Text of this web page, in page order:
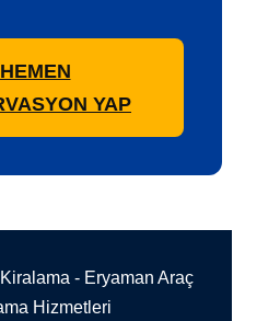
HEMEN
YAP
- Eryaman Araç
Hizmetleri